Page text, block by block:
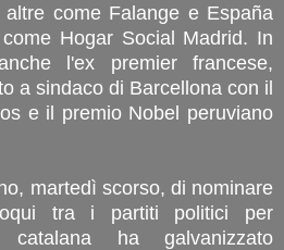
come Falange e España
Hogar Social Madrid. In
l'ex premier francese,
a sindaco di Barcellona con il
e il premio Nobel peruviano
martedì scorso, di nominare
tra i partiti politici per
ha galvanizzato